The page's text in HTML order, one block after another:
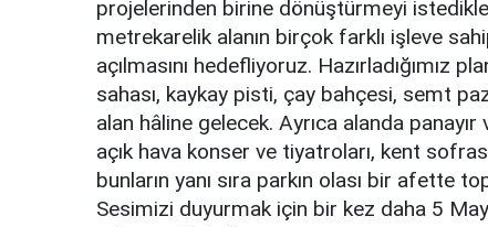
projelerinden birine dönüştürmeyi
metrekarelik alanın birçok farklı işleve
açılmasını hedefliyoruz. Hazırladığımız
sahası, kaykay pisti, çay bahçesi, semt
alan hâline gelecek. Ayrıca alanda
açık hava konser ve tiyatroları, kent
bunların yanı sıra parkın olası bir afette
Sesimizi duyurmak için bir kez daha 5